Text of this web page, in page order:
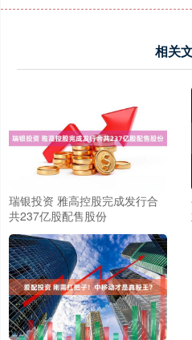
相关
瑞银投资 雅高控股完成发行合
共237亿股配售股份